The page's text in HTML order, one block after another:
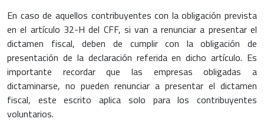
En caso de aquellos contribuyentes con la obligación prevista
en el artículo 32-H del CFF, si van a renunciar a presentar el
dictamen fiscal, deben de cumplir con la obligación de
presentación de la declaración referida en dicho artículo. Es
importante recordar que las empresas obligadas a
dictaminarse, no pueden renunciar a presentar el dictamen
fiscal, este escrito aplica solo para los contribuyentes
voluntarios.